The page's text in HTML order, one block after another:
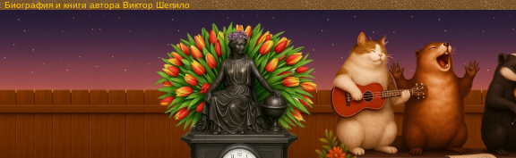
Биография и книги автора Виктор Шепило